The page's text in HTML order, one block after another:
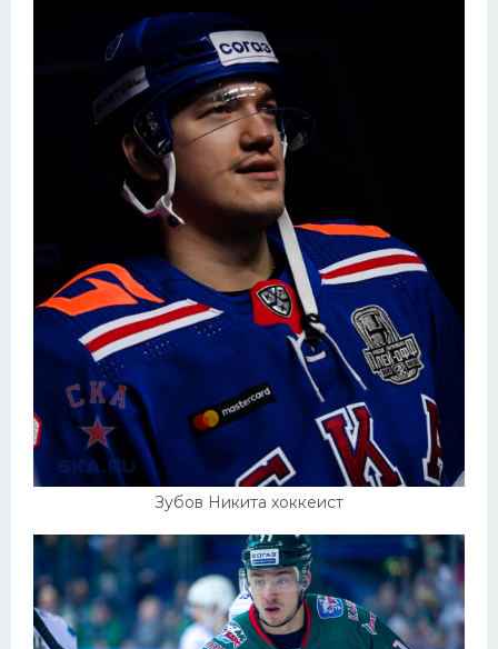
Зубов Никита хоккеист